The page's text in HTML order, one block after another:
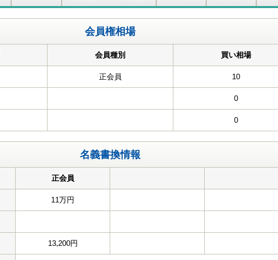
会員権相場
会員種別 買い相場
正会員 10
0
0
名義書換情報
正会員
11万円
13,200円